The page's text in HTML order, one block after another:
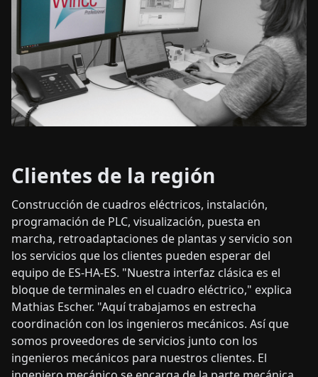
Clientes de la región
Construcción de cuadros eléctricos, instalación,
programación de PLC, visualización, puesta en
marcha, retroadaptaciones de plantas y servicio son
los servicios que los clientes pueden esperar del
equipo de ES-HA-ES. "Nuestra interfaz clásica es el
bloque de terminales en el cuadro eléctrico," explica
Mathias Escher. "Aquí trabajamos en estrecha
coordinación con los ingenieros mecánicos. Así que
somos proveedores de servicios junto con los
ingenieros mecánicos para nuestros clientes. El